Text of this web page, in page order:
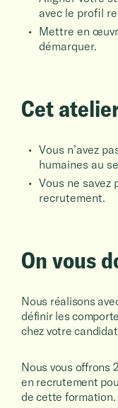
avec le profil
Mettre en
démarquer.
Cet
Vous n’avez
humaines au
Vous ne savez
recrutement.
On vous
Nous réalisons
définir les
chez votre
Nous vous offrons
en recrutement
de cette formation.